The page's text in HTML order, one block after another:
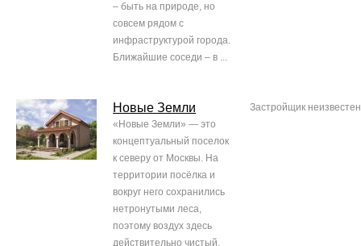
– быть на природе, но
совсем рядом с
инфраструктурой города.
Ближайшие соседи – в ...
Новые Земли
«Новые Земли» — это
концептуальный поселок
к северу от Москвы. На
территории посёлка и
вокруг него сохранились
нетронутыми леса,
поэтому воздух здесь
действительно чистый.
Застройщик неизвестен